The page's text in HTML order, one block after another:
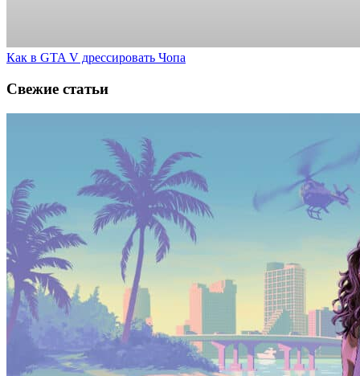
Как в GTA V дрессировать Чопа
Свежие статьи